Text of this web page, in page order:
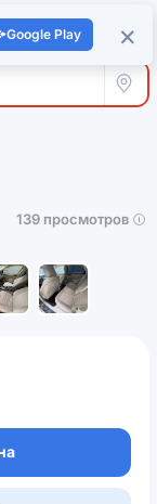
Войти +
Все
139 просмотров
×
Google Play